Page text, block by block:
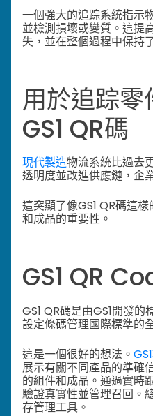
一個強大的追踪系統指示
並檢測損壞或變質。這提
失，並在整個過程中保持
用於追踪
GS1 QR碼
現代製造物流系統比過去
透明度並改進供應鏈，企
這突顯了像GS1 QR碼這
和成品的重要性。
GS1 QR
GS1 QR碼是由GS1開發
設定條碼管理國際標準的
這是一個很好的想法。
展示有關不同產品的準確
的組件和成品。通過實時
驗證真實性並管理召回。
存管理工具。